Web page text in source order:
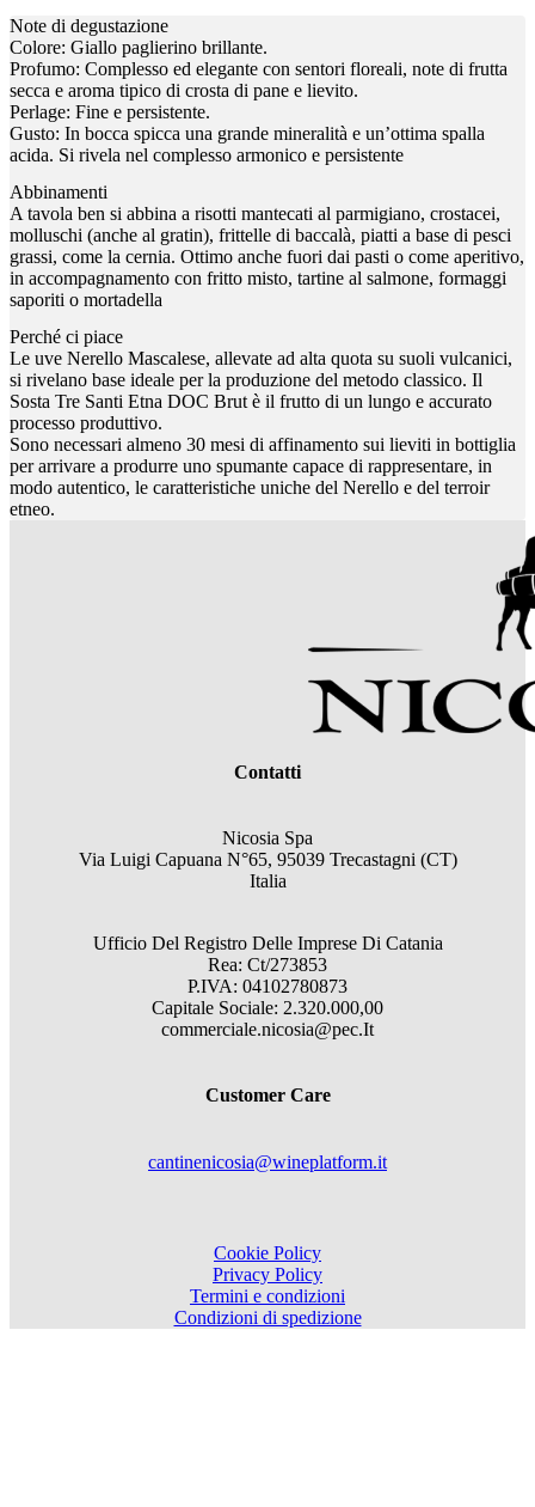
Note di degustazione
Colore: Giallo paglierino brillante.
Profumo: Complesso ed elegante con sentori floreali, note di frutta
secca e aroma tipico di crosta di pane e lievito.
Perlage: Fine e persistente.
Gusto: In bocca spicca una grande mineralità e un’ottima spalla
acida. Si rivela nel complesso armonico e persistente
Abbinamenti
A tavola ben si abbina a risotti mantecati al parmigiano, crostacei,
molluschi (anche al gratin), frittelle di baccalà, piatti a base di pesci
grassi, come la cernia. Ottimo anche fuori dai pasti o come aperitivo,
in accompagnamento con fritto misto, tartine al salmone, formaggi
saporiti o mortadella
Perché ci piace
Le uve Nerello Mascalese, allevate ad alta quota su suoli vulcanici,
si rivelano base ideale per la produzione del metodo classico. Il
Sosta Tre Santi Etna DOC Brut è il frutto di un lungo e accurato
processo produttivo.
Sono necessari almeno 30 mesi di affinamento sui lieviti in bottiglia
per arrivare a produrre uno spumante capace di rappresentare, in
modo autentico, le caratteristiche uniche del Nerello e del terroir
etneo.
Contatti
Nicosia Spa
Via Luigi Capuana N°65, 95039 Trecastagni (CT)
Italia
Ufficio Del Registro Delle Imprese Di Catania
Rea: Ct/273853
P.IVA: 04102780873
Capitale Sociale: 2.320.000,00
commerciale.nicosia@pec.It
Customer Care
cantinenicosia@wineplatform.it
Cookie Policy
Privacy Policy
Termini e condizioni
Condizioni di spedizione